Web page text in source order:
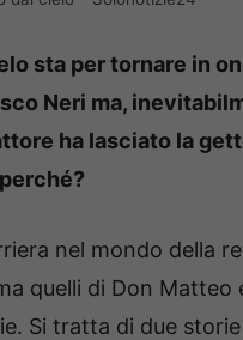
sta per tornare in
Neri ma,
ha lasciato la
nel mondo della
quelli di Don
Si tratta di due